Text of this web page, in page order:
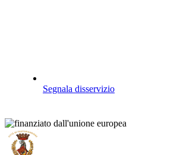
Segnala disservizio